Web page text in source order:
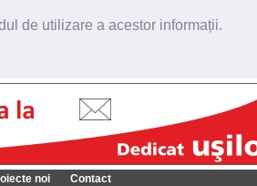
de utilizare a acestor informații.
noi Contact